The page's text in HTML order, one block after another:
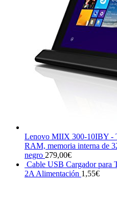
Lenovo MIIX 300-10IBY -
RAM, memoria interna de
negro 279,00€
Cable USB Cargador para
2A Alimentación 1,55€